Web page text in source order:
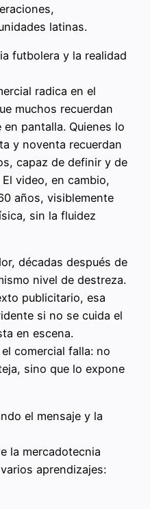
latinas.
futbolera y la realidad
radica en el
muchos recuerdan
pantalla. Quienes lo
y noventa recuerdan
capaz de definir y de
video, en cambio,
años, visiblemente
sin la fluidez
décadas después de
nivel de destreza.
publicitario, esa
si no se cuida el
en escena.
comercial falla: no
sino que lo expone
el mensaje y la
la mercadotecnia
aprendizajes: